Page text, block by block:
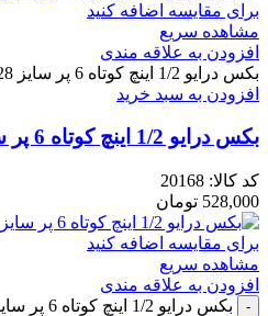
برای مقایسه اضافه کنید
مشاهده سریع
افزودن به علاقه مندی
بکس درایو 1/2 اینچ کوتاه 6 پر سایز 28 توسن عدد
افزودن به سبد خرید
بکس درایو 1/2 اینچ کوتاه 6 پر سایز 28 توسن
کد کالا: 20168
528,000 تومان
برای مقایسه اضافه کنید
مشاهده سریع
افزودن به علاقه مندی
بکس درایو 1/2 اینچ کوتاه 6 پر سایز 25 توسن عدد